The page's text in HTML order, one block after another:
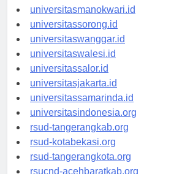
universitaspapua.id
universitasmanokwari.id
universitassorong.id
universitaswanggar.id
universitaswalesi.id
universitassalor.id
universitasjakarta.id
universitassamarinda.id
universitasindonesia.org
rsud-tangerangkab.org
rsud-kotabekasi.org
rsud-tangerangkota.org